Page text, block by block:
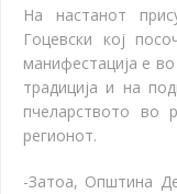
На настанот
Гоцевски кој
манифестација е
традиција и на
пчеларството во
регионот.
-Затоа, Општина